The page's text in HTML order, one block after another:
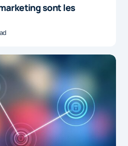
sont les